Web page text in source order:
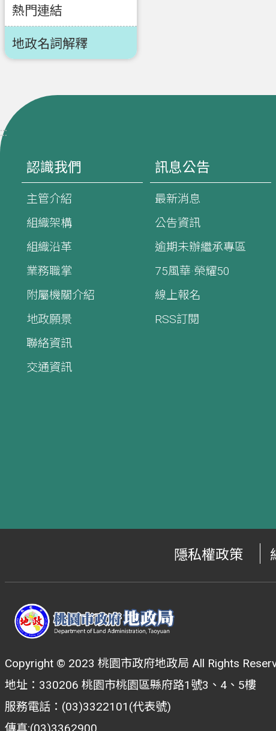
熱門連結
地政名詞解釋
:::
認識我們
主管介紹
組織架構
組織沿革
業務職掌
附屬機關介紹
地政願景
聯絡資訊
交通資訊
訊息公告
最新消息
公告資訊
逾期未辦繼承專區
75風華·榮耀50
線上報名
RSS訂閱
隱私權政策
Copyright © 2023 桃園市政府地政局 All Rights
地址：330206 桃園市桃園區縣府路1號3、4、5樓
服務電話：(03)3322101(代表號)